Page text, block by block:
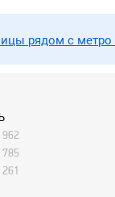
рядом с
962
785
261